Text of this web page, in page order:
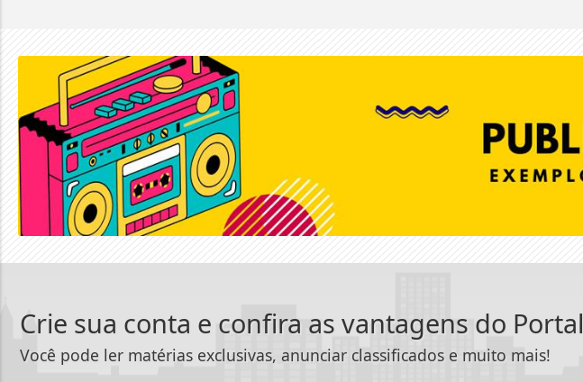
Crie sua conta e confira as vantagens do Portal
Você pode ler matérias exclusivas, anunciar classificados e muito mais!